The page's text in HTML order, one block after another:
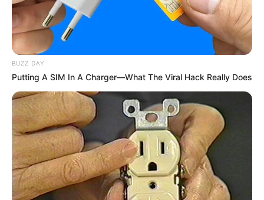
Nama Panggilan: –
Tempat, Tanggal Lahir: Jakarta, Indonesia, 14 Januari 2004
Kewarganegaraan: Indonesia
Profesi: Aktor, Model
Hobi: Bermain Game Online
Facebook: –
X: –
Threads:@adam_farrel
Instagram: @adam_farrel
BUZZ DAY
Putting A SIM In A Charger—What The Viral Hack Really Does